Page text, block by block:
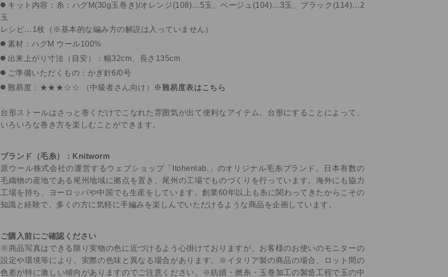
キット内容：糸：ハグM(30g玉巻き)/オレンジ(108)…5玉、ベージュ(104)…3玉、ブラック(114)…2
玉
レシピ…1枚（※基本的な編み方の解説は入っていません）
素材：ハグM ウール100%
出来上がり寸法（目安）：幅32cm、長さ135cm
ご準備いただくもの：かぎ針6/0号
難易度：★★★☆☆ （中級者さん向け）
※難易度表はこちら
台形ストールはさっと巻くだけでこなれた雰囲気が出て便利なアイテム。台形にすることによって、
いろいろな巻き方を楽しむことができます。
ブランド（毛糸）：Knitworm
原ウール株式会社の運営するウェブショップ「Itohenlab.」のオリジナル毛糸ブランド。日本有数の
毛織物の産地である尾州地域に拠点を置き、尾州の工場でものづくりを行っています。海外にも協力
工場を持ち、ヨーロッパや中国でも生産をしています。創業60年以上も糸に関わってきたからこその
知識と経験で、多くの方に気軽に手編みを楽しんでいただけるような商品を企画しています。
ご購入前にご確認ください
※商品写真はできる限り実物の色に近づけるよう心掛けておりますが、お客様のお使いのモニターの
設定や環境等により、実際の色味と異なる場合があります。※イタリア製の商品の場合、ロット間の
色差が特に激しい傾向がありますのでご注意ください。※紡績・撚糸・玉巻加工の製造工程で玉の中